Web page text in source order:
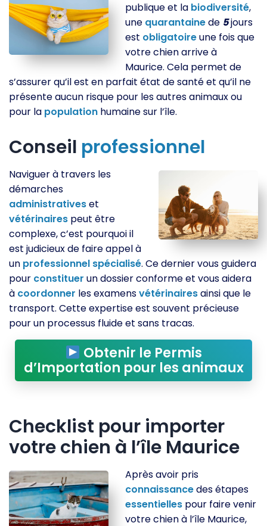
publique et la biodiversité,
une quarantainede 5jours
est obligatoireune fois que
votre chien arrive à
Maurice. Cela permet de
s’assurer qu’il est en parfait état de santé et qu’il ne
présente aucun risque pour les autres animaux ou
pour la population humaine sur l’île.
Conseil professionnel
Naviguer à travers les
démarches
administrativeset
vétérinaires peut être
complexe, c’est pourquoi il
est judicieux de faire appel à
un professionnel spécialisé. Ce dernier vous guidera
pour constituer un dossier conforme et vous aidera
à coordonner les examensvétérinairesainsi que le
transport. Cette expertise est souvent précieuse
pour un processus fluide et sans tracas.
Obtenir le Permis
d’Importation pour les animaux
Checklist pour importer
votre chien à l’île Maurice
Après avoir pris
connaissancedes étapes
essentielles pour faire venir
votre chien à l’île Maurice,